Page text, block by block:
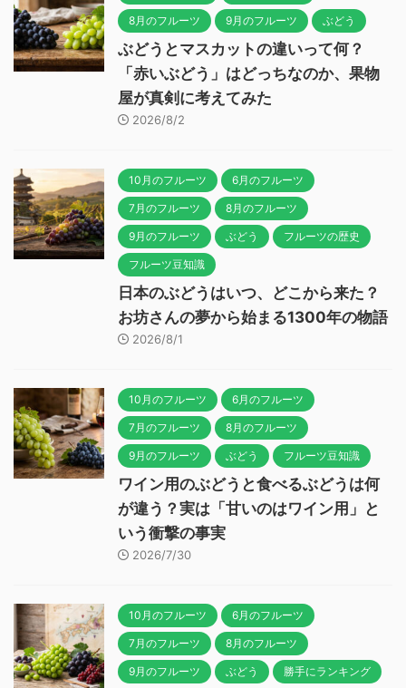
8月のフルーツ 9月のフルーツ ぶどう
ぶどうとマスカットの違いって何？
「赤いぶどう」はどっちなのか、果物
屋が真剣に考えてみた
2026/8/2
10月のフルーツ 6月のフルーツ
7月のフルーツ 8月のフルーツ
9月のフルーツ ぶどう フルーツの歴史
フルーツ豆知識
日本のぶどうはいつ、どこから来た？
お坊さんの夢から始まる1300年の物語
2026/8/1
10月のフルーツ 6月のフルーツ
7月のフルーツ 8月のフルーツ
9月のフルーツ ぶどう フルーツ豆知識
ワイン用のぶどうと食べるぶどうは何
が違う？実は「甘いのはワイン用」と
いう衝撃の事実
2026/7/30
10月のフルーツ 6月のフルーツ
7月のフルーツ 8月のフルーツ
9月のフルーツ ぶどう 勝手にランキング